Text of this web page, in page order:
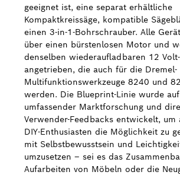
geeignet ist, eine separat erhältliche
Kompaktkreissäge, kompatible
einen 3-in-1-Bohrschrauber. Alle
über einen bürstenlosen Motor und
denselben wiederaufladbaren 12
angetrieben, die auch für die Dremel-
Multifunktionswerkzeuge 8240 und
werden. Die Blueprint-Linie wurde
umfassender Marktforschung und
Verwender-Feedbacks entwickelt, um
DIY-Enthusiasten die Möglichkeit zu
mit Selbstbewusstsein und
umzusetzen – sei es das
Aufarbeiten von Möbeln oder die